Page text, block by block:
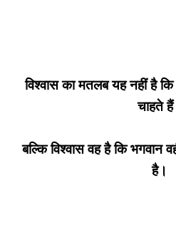
विश्वास का मतलब यह नहीं है
चाहते
बल्कि विश्वास वह है कि भगवान
है।